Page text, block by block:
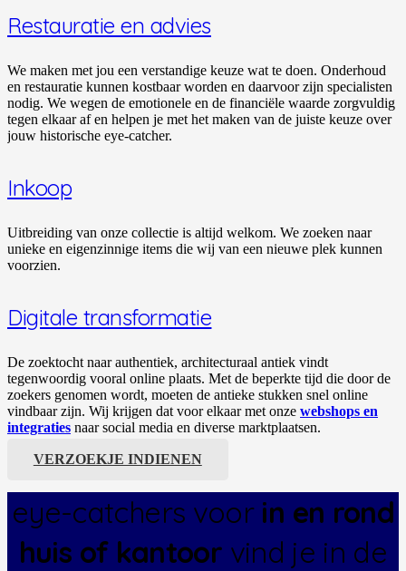
Restauratie en advies
We maken met jou een verstandige keuze wat te doen. Onderhoud
en restauratie kunnen kostbaar worden en daarvoor zijn specialisten
nodig. We wegen de emotionele en de financiële waarde zorgvuldig
tegen elkaar af en helpen je met het maken van de juiste keuze over
jouw historische eye-catcher.
Inkoop
Uitbreiding van onze collectie is altijd welkom. We zoeken naar
unieke en eigenzinnige items die wij van een nieuwe plek kunnen
voorzien.
Digitale transformatie
De zoektocht naar authentiek, architecturaal antiek vindt
tegenwoordig vooral online plaats. Met de beperkte tijd die door de
zoekers genomen wordt, moeten de antieke stukken snel online
vindbaar zijn. Wij krijgen dat voor elkaar met onze webshops en
integraties naar social media en diverse marktplaatsen.
VERZOEKJE INDIENEN
eye-catchers voorin en rond
huis of kantoor vind je in de